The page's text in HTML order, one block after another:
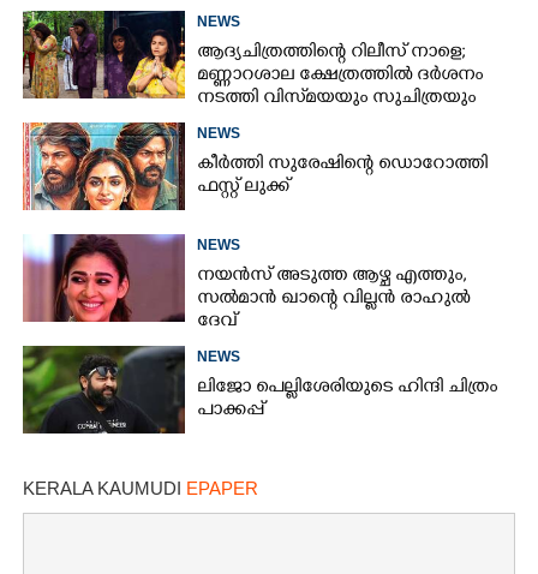
NEWS
ആദ്യചിത്രത്തിന്റെ റിലീസ് നാളെ;
മണ്ണാറശാല ക്ഷേത്രത്തിൽ ദർശനം
നടത്തി വിസ്‌മയയും സുചിത്രയും
NEWS
കീർത്തി സുരേഷിന്റെ ഡൊറോത്തി
ഫസ്റ്റ് ലുക്ക്
NEWS
നയൻസ് അടുത്ത ആഴ്ച എത്തും,
സൽമാൻ ഖാന്റെ വില്ലൻ രാഹുൽ
ദേവ്
NEWS
ലിജോ പെല്ലിശേരിയുടെ ഹിന്ദി ചിത്രം
പാക്കപ്പ്
KERALA KAUMUDI EPAPER